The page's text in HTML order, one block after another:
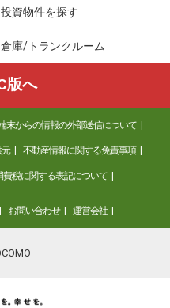
投資物件を探す
倉庫/トランクルーム
版へ
末からの情報の外部送信について
不動産情報に関する免責事項
費税に関する表記について
お問い合わせ 運営会社